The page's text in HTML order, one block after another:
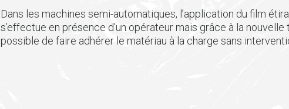
Dans les machines semi-automatiques, l’application du film
s’effectue en présence d’un opérateur mais grâce à la
possible de faire adhérer le matériau à la charge sans